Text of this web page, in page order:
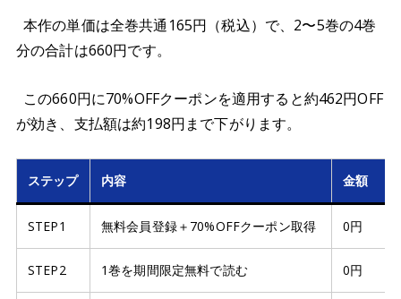
本作の単価は全巻共通165円（税込）で、2〜5巻の4巻
分の合計は660円です。
この660円に70%OFFクーポンを適用すると約462円OFF
が効き、支払額は約198円まで下がります。
ステップ 内容 金額
STEP1 無料会員登録＋70%OFFクーポン取得 0円
STEP2 1巻を期間限定無料で読む 0円